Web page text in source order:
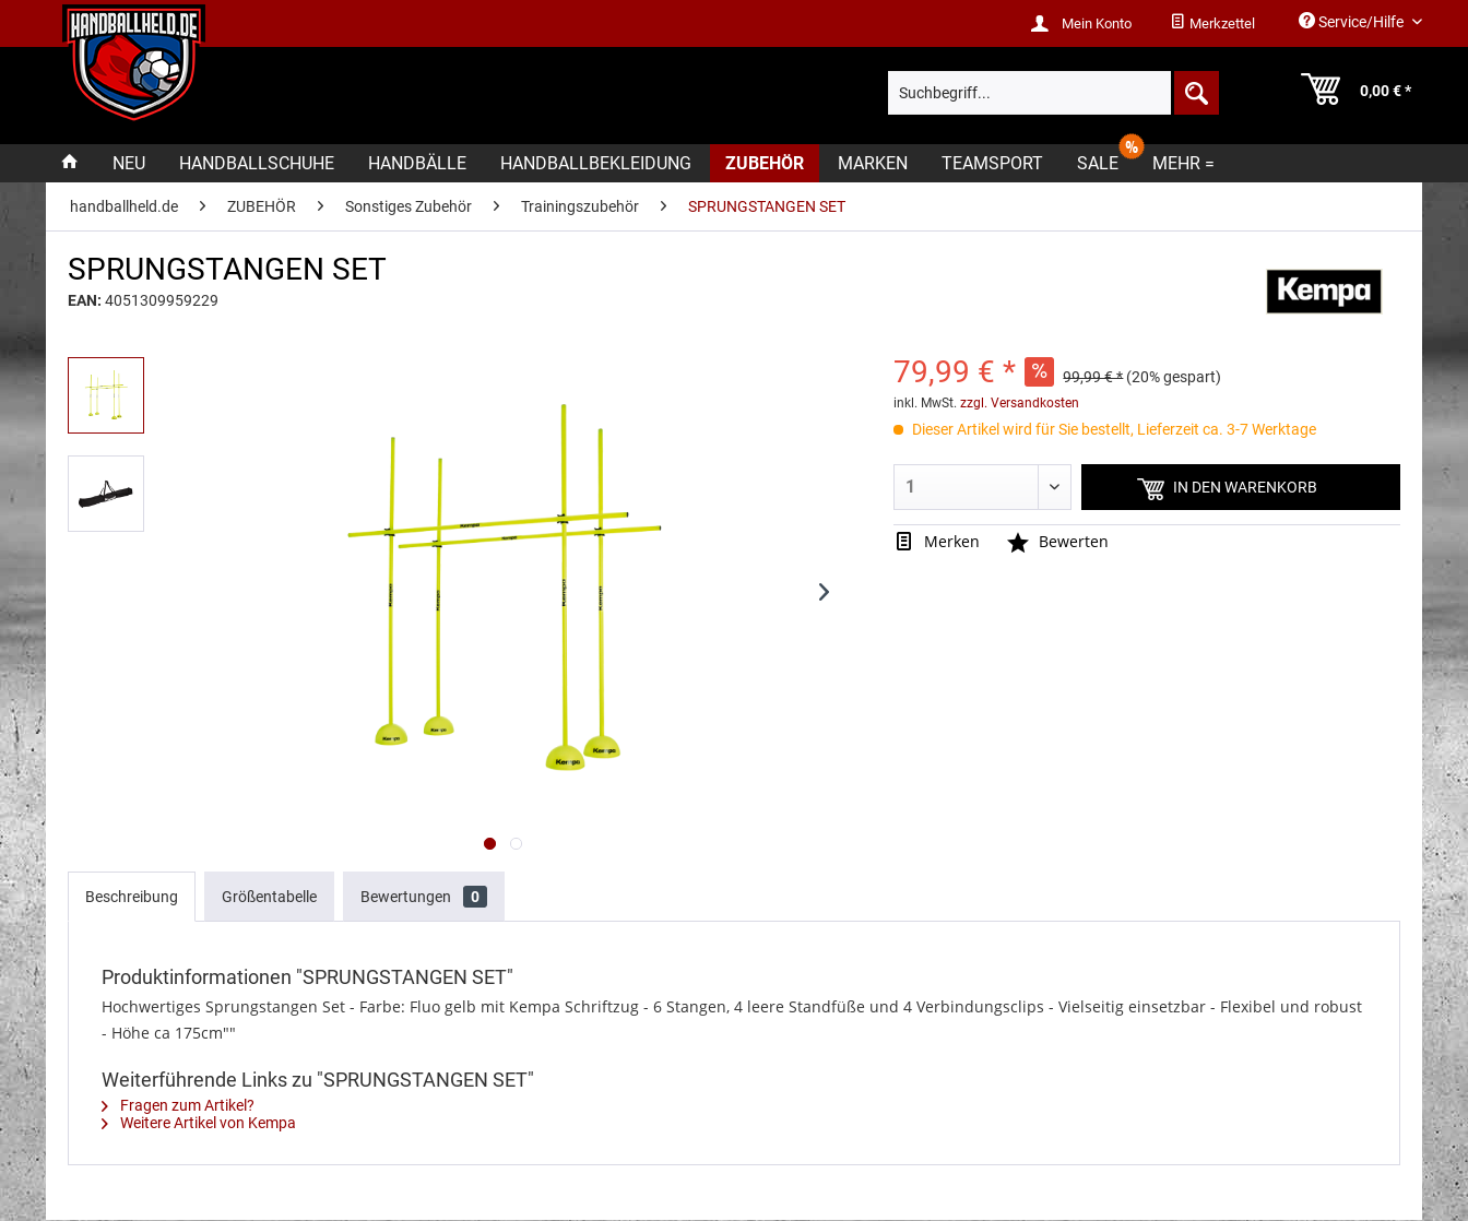
Merkzettel
Mein Konto Service/Hilfe
0,00 € *
NEU HANDBALLSCHUHE HANDBÄLLE HANDBALLBEKLEIDUNG ZUBEHÖR MARKEN TEAMSPORT SALE MEHR =
handballheld.de ZUBEHÖR Sonstiges Zubehör Trainingszubehör SPRUNGSTANGEN SET
SPRUNGSTANGEN SET
79,99 € * 99,99 € * (20% gespart)
inkl. MwSt.zzgl. Versandkosten
Dieser Artikel wird für Sie bestellt, Lieferzeit ca. 3-7 Werktage
IN DEN WARENKORB
Merken Bewerten
EAN: 4051309959229
Beschreibung Größentabelle Bewertungen 0
Produktinformationen "SPRUNGSTANGEN SET"
Hochwertiges Sprungstangen Set - Farbe: Fluo gelb mit Kempa Schriftzug - 6 Stangen, 4 leere Standfüße und 4 Verbindungsclips - Vielseitig einsetzbar - Flexibel und robust
- Höhe ca 175cm""
Weiterführende Links zu "SPRUNGSTANGEN SET"
Fragen zum Artikel?
Weitere Artikel von Kempa